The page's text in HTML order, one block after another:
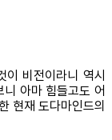
비전이라니 역시
아마 힘들고도 어
현재 도다마인드의